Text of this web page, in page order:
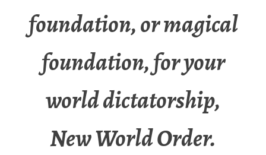
foundation, or magical
foundation, for your
world dictatorship,
New World Order.